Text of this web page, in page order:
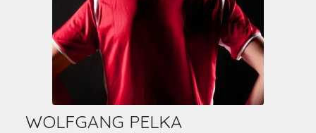
WOLFGANG PELKA